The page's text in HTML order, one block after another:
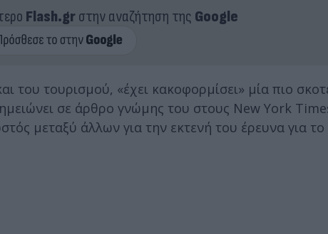
Flash.grστην αναζήτηση της Google
του τουρισμού, «έχει κακοφορμίσει» μία πιο
σε άρθρο γνώμης του στους New York
μεταξύ άλλων για την εκτενή του έρευνα για